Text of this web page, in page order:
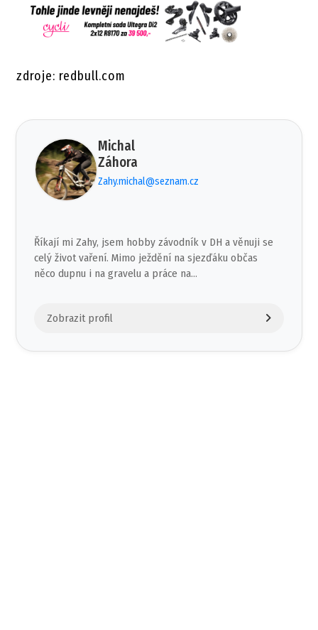
zdroje: redbull.com
Michal
Záhora
Zahy.michal@seznam.cz
Říkají mi Zahy, jsem hobby závodník v DH a věnuji se
celý život vaření. Mimo ježdění na sjezďáku občas
něco dupnu i na gravelu a práce na...
Zobrazit profil